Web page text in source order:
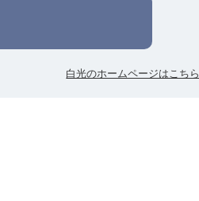
白光のホームページはこちら